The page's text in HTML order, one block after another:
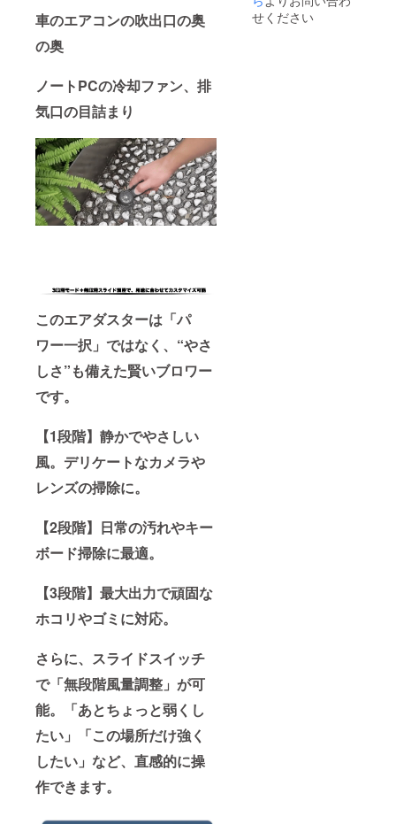
車のエアコンの吹出口の奥
の奥
ノートPCの冷却ファン、排
気口の目詰まり
このエアダスターは「パ
ワー一択」ではなく、“やさ
しさ”も備えた賢いブロワー
です。
【1段階】静かでやさしい
風。デリケートなカメラや
レンズの掃除に。
【2段階】日常の汚れやキー
ボード掃除に最適。
【3段階】最大出力で頑固な
ホコリやゴミに対応。
さらに、スライドスイッチ
で「無段階風量調整」が可
能。「あとちょっと弱くし
たい」「この場所だけ強く
したい」など、直感的に操
作できます。
せください